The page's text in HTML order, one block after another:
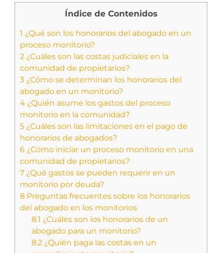
Índice de Contenidos
1 ¿Qué son los honorarios del abogado en un
proceso monitorio?
2 ¿Cuáles son las costas judiciales en la
comunidad de propietarios?
3 ¿Cómo se determinan los honorarios del
abogado en un monitorio?
4 ¿Quién asume los gastos del proceso
monitorio en la comunidad?
5 ¿Cuáles son las limitaciones en el pago de
honorarios de abogados?
6 ¿Cómo iniciar un proceso monitorio en una
comunidad de propietarios?
7 ¿Qué gastos se pueden requerir en un
monitorio por deuda?
8 Preguntas frecuentes sobre los honorarios
del abogado en los monitorios
8.1 ¿Cuáles son los honorarios de un
abogado para un monitorio?
8.2 ¿Quién paga las costas en un